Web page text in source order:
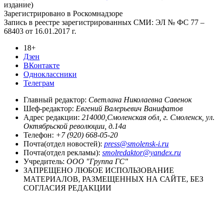
издание)
Зарегистрировано в Роскомнадзоре
Запись в реестре зарегистрированных СМИ: ЭЛ № ФС 77 –
68403 от 16.01.2017 г.
18+
Дзен
ВКонтакте
Одноклассники
Телеграм
Главный редактор: Светлана Николаевна Савенок
Шеф-редактор: Евгений Валерьевич Ванифатов
Адрес редакции: 214000,Смоленская обл, г. Смоленск, ул.
Октябрьской революции, д.14а
Телефон: +7 (920) 668-05-20
Почта(отдел новостей): press@smolensk-i.ru
Почта(отдел рекламы): smolredaktor@yandex.ru
Учредитель: ООО "Группа ГС"
ЗАПРЕЩЕНО ЛЮБОЕ ИСПОЛЬЗОВАНИЕ
МАТЕРИАЛОВ, РАЗМЕЩЕННЫХ НА САЙТЕ, БЕЗ
СОГЛАСИЯ РЕДАКЦИИ